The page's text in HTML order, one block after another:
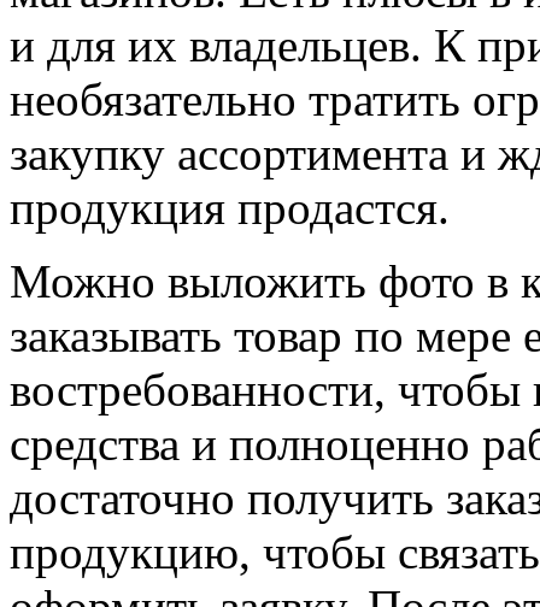
и для их владельцев. К
необязательно тратить
закупку ассортимента и
продукция продастся.
Можно выложить фото в
заказывать товар по мере
востребованности,
средства и полноценно
достаточно получить
продукцию, чтобы